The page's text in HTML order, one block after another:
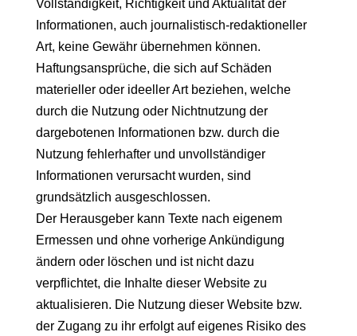
Vollständigkeit, Richtigkeit und Aktualität der
Informationen, auch journalistisch-redaktioneller
Art, keine Gewähr übernehmen können.
Haftungsansprüche, die sich auf Schäden
materieller oder ideeller Art beziehen, welche
durch die Nutzung oder Nichtnutzung der
dargebotenen Informationen bzw. durch die
Nutzung fehlerhafter und unvollständiger
Informationen verursacht wurden, sind
grundsätzlich ausgeschlossen.
Der Herausgeber kann Texte nach eigenem
Ermessen und ohne vorherige Ankündigung
ändern oder löschen und ist nicht dazu
verpflichtet, die Inhalte dieser Website zu
aktualisieren. Die Nutzung dieser Website bzw.
der Zugang zu ihr erfolgt auf eigenes Risiko des